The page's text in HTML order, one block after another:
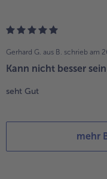
Gerhard G. aus B. schrieb am
Kann nicht besser sein
seht Gut
mehr